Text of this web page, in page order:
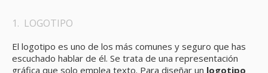
1. LOGOTIPO
El logotipo es uno de los más comunes y seguro que has
escuchado hablar de él. Se trata de una representación
gráfica que solo emplea texto. Para diseñar un logotipo